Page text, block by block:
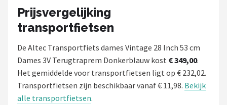
Prijsvergelijking
transportfietsen
De Altec Transportfiets dames Vintage 28 Inch 53 cm
Dames 3V Terugtraprem Donkerblauw kost € 349,00.
Het gemiddelde voor transportfietsen ligt op € 232,02.
Transportfietsen zijn beschikbaar vanaf € 11,98. Bekijk
alle transportfietsen.